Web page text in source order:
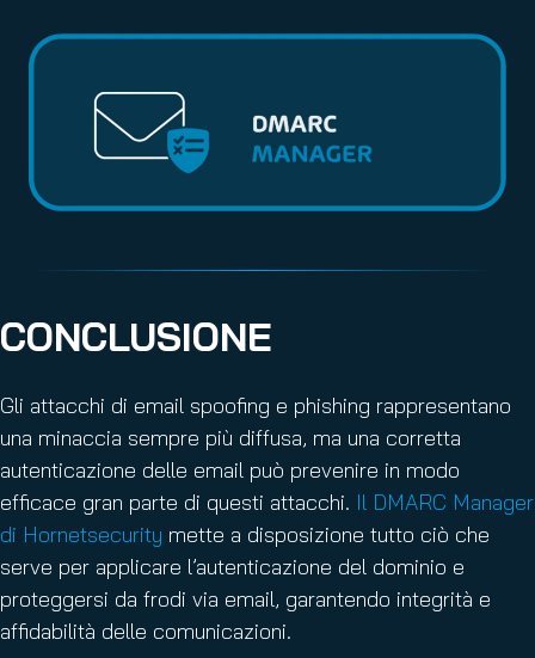
CONCLUSIONE
Gli attacchi di email spoofing e phishing rappresentano
una minaccia sempre più diffusa, ma una corretta
autenticazione delle email può prevenire in modo
efficace gran parte di questi attacchi. Il DMARC Manager
di Hornetsecurity mette a disposizione tutto ciò che
serve per applicare l’autenticazione del dominio e
proteggersi da frodi via email, garantendo integrità e
affidabilità delle comunicazioni.